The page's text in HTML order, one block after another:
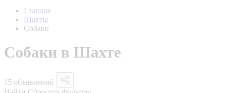
Главная
Шахты
Собаки
Собаки в Шахте
15 объявлений